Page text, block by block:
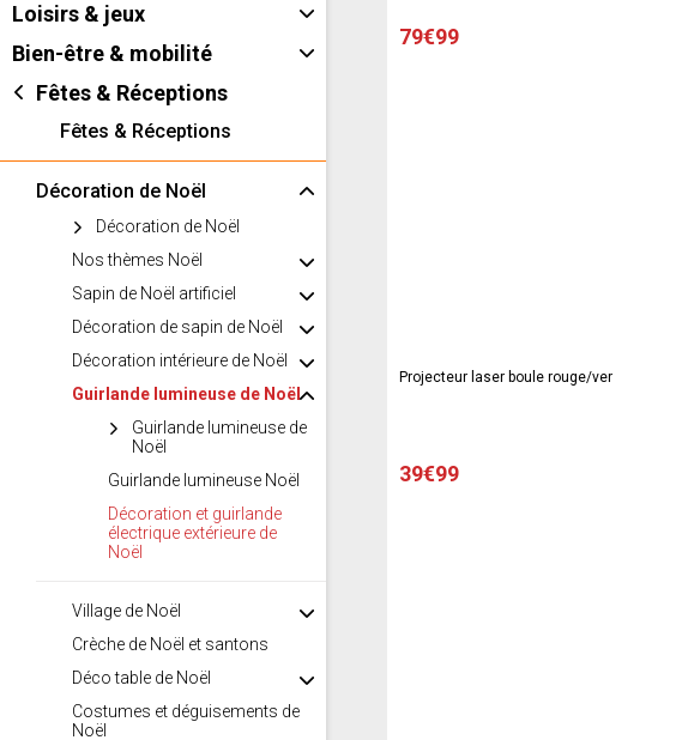
Loisirs & jeux
Bien-être & mobilité
Fêtes & Réceptions
Fêtes & Réceptions
Décoration de Noël
Décoration de Noël
Nos thèmes Noël
Sapin de Noël artificiel
Décoration de sapin de Noël
Décoration intérieure de Noël
Guirlande lumineuse de Noël
Guirlande lumineuse de
Noël
Guirlande lumineuse Noël
Décoration et guirlande
électrique extérieure de
Noël
Village de Noël
Crèche de Noël et santons
Déco table de Noël
Costumes et déguisements de
Noël
79€99
Projecteur laser boule rouge/ver
39€99